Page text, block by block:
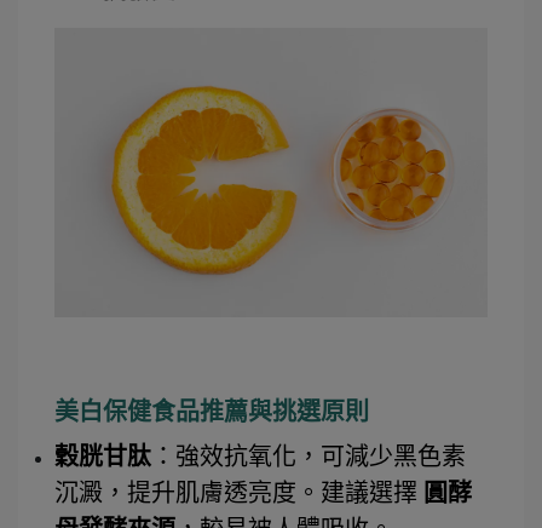
美白保健食品推薦與挑選原則
穀胱甘肽 ：強效抗氧化，可減少黑色素
沉澱，提升肌膚透亮度。建議選擇 圓酵